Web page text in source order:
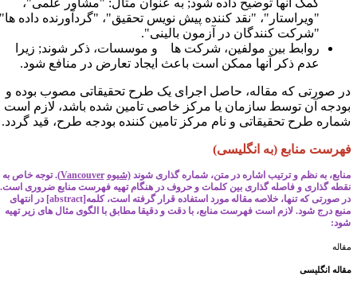
کمک آنها توضیح داده شود;به عنوان مثال: "مشاور علمی"،
"ویراستار"، "نقد کننده پیش نویس تحقیق"، "گردآورنده داده ها"،
"شرکت کنندگان در آزمون بالینی".
روابط بین مولفین، شرکت ها و موسسات، ذکر شوند;زیرا
عدم ذکر آنها ممکن است باعث ایجاد تعارض در منافع شود.
صورتی که مقاله، حاصل اجرای یک طرح تحقیقاتی مصوب بوده و
آن توسط سازمان یا مرکز خاصی تامین شده باشد، لازم است
طرح تحقیقاتی و نام مرکز تامین کننده بودجه طرح، قید گردد.
منابع (به انگلیسی)
به نظم و ترتیب اشاره در متن، شماره گذاری شوند(شیوه Vancouver
). توجه خاص به
گذاری و فاصله گذاری بین کلمات و حروف در هنگام تهیه فهرست منابع ضروری است.
صورتی که تنها، خلاصه مقاله مورد استفاده قرار گرفته است، کلمه[abstract]در انتهای
درج شود. لازم است فهرست منابع، با دقت و دقیقا مطابق با الگوی مثال های زیر تهیه
انگلیسی